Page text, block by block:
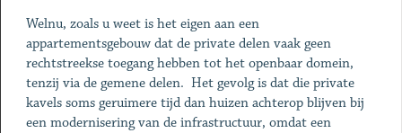
Welnu, zoals u weet is het eigen aan een
appartementsgebouw dat de private delen vaak geen
rechtstreekse toegang hebben tot het openbaar domein,
tenzij via de gemene delen. Het gevolg is dat die private
kavels soms geruimere tijd dan huizen achterop blijven bij
een modernisering van de infrastructuur, omdat een